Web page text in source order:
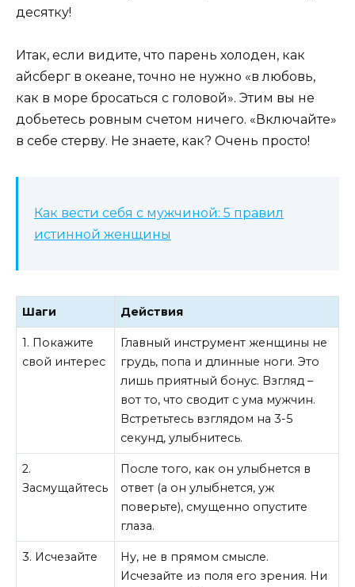
десятку!
Итак, если видите, что парень холоден, как
айсберг в океане, точно не нужно «в любовь,
как в море бросаться с головой». Этим вы не
добьетесь ровным счетом ничего. «Включайте»
в себе стерву. Не знаете, как? Очень просто!
Как вести себя с мужчиной: 5 правил
истинной женщины
Шаги Действия
1. Покажите
свой интерес
Главный инструмент женщины не
грудь, попа и длинные ноги. Это
лишь приятный бонус. Взгляд –
вот то, что сводит с ума мужчин.
Встретьтесь взглядом на 3-5
секунд, улыбнитесь.
2.
Засмущайтесь
После того, как он улыбнется в
ответ (а он улыбнется, уж
поверьте), смущенно опустите
глаза.
3. Исчезайте
Ну, не в прямом смысле.
Исчезайте из поля его зрения. Ни